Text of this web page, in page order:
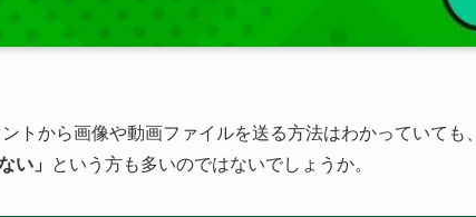
トから画像や動画ファイルを送る方法はわかっていても、
い」
という方も多いのではないでしょうか。